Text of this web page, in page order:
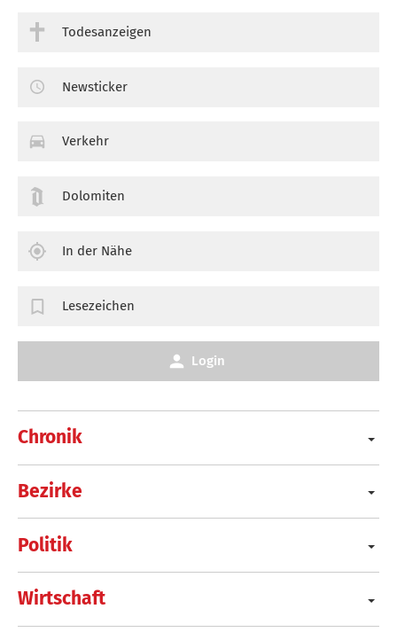
Chronik
Bezirke
Politik
Wirtschaft
Todesanzeigen
Newsticker
Verkehr
Dolomiten
In der Nähe
Lesezeichen
Login